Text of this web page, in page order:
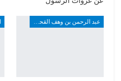
عبد الرحمن بن وهف القحطاني